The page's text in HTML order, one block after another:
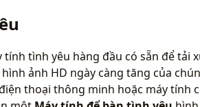
tình yêu hàng đầu có sẵn để tải
ảnh HD ngày càng tăng của
thoại thông minh hoặc máy tính